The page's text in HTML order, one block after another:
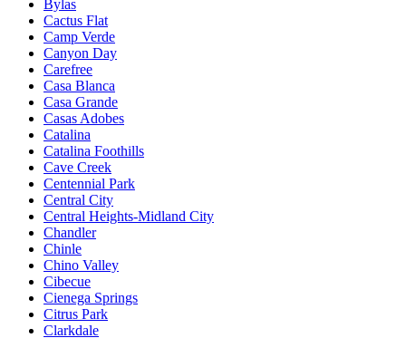
Bylas
Cactus Flat
Camp Verde
Canyon Day
Carefree
Casa Blanca
Casa Grande
Casas Adobes
Catalina
Catalina Foothills
Cave Creek
Centennial Park
Central City
Central Heights-Midland City
Chandler
Chinle
Chino Valley
Cibecue
Cienega Springs
Citrus Park
Clarkdale